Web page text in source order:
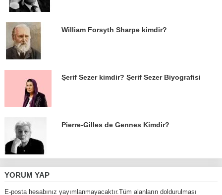
William Forsyth Sharpe kimdir?
Şerif Sezer kimdir? Şerif Sezer Biyografisi
Pierre-Gilles de Gennes Kimdir?
YORUM YAP
E-posta hesabınız yayımlanmayacaktır.Tüm alanların doldurulması